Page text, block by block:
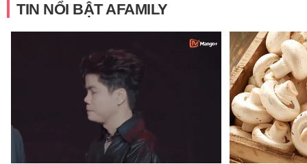
TIN NỔI BẬT AFAMILY